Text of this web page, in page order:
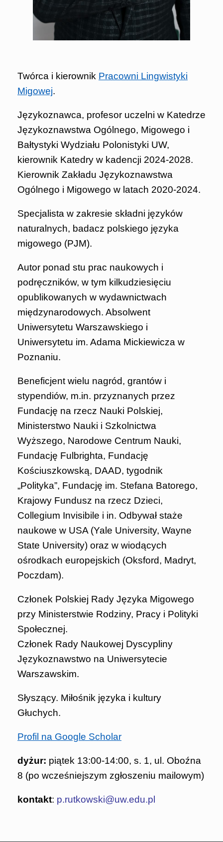
Twórca i kierownik Pracowni Lingwistyki
Migowej.
Językoznawca, profesor uczelni w Katedrze
Językoznawstwa Ogólnego, Migowego i
Bałtystyki Wydziału Polonistyki UW,
kierownik Katedry w kadencji 2024-2028.
Kierownik Zakładu Językoznawstwa
Ogólnego i Migowego w latach 2020-2024.
Specjalista w zakresie składni języków
naturalnych, badacz polskiego języka
migowego (PJM).
Autor ponad stu prac naukowych i
podręczników, w tym kilkudziesięciu
opublikowanych w wydawnictwach
międzynarodowych. Absolwent
Uniwersytetu Warszawskiego i
Uniwersytetu im. Adama Mickiewicza w
Poznaniu.
Beneficjent wielu nagród, grantów i
stypendiów, m.in. przyznanych przez
Fundację na rzecz Nauki Polskiej,
Ministerstwo Nauki i Szkolnictwa
Wyższego, Narodowe Centrum Nauki,
Fundację Fulbrighta, Fundację
Kościuszkowską, DAAD, tygodnik
„Polityka”, Fundację im. Stefana Batorego,
Krajowy Fundusz na rzecz Dzieci,
Collegium Invisibile i in. Odbywał staże
naukowe w USA (Yale University, Wayne
State University) oraz w wiodących
ośrodkach europejskich (Oksford, Madryt,
Poczdam).
Członek Polskiej Rady Języka Migowego
przy Ministerstwie Rodziny, Pracy i Polityki
Społecznej.
Członek Rady Naukowej Dyscypliny
Językoznawstwo na Uniwersytecie
Warszawskim.
Słyszący. Miłośnik języka i kultury
Głuchych.
Profil na Google Scholar
dyżur: piątek 13:00-14:00, s. 1, ul. Oboźna
8 (po wcześniejszym zgłoszeniu mailowym)
kontakt: p.rutkowski@uw.edu.pl